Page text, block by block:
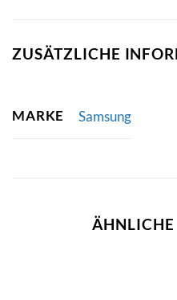
ZUSÄTZLICHE
MARKE Samsung